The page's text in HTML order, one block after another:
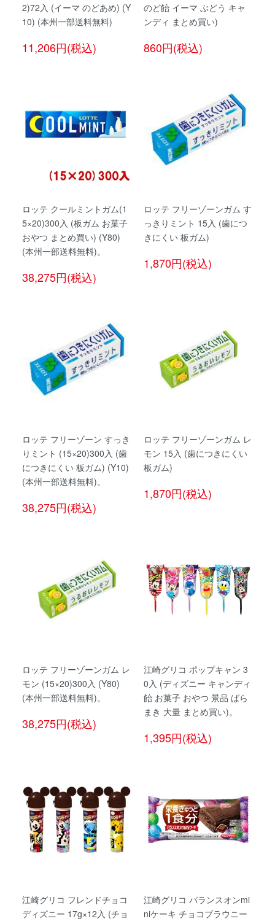
2)72入 (イーマ のどあめ) (Y
10) (本州一部送料無料)
11,206円(税込)
のど飴 イーマ ぶどう キャ
ンディ まとめ買い)
860円(税込)
ロッテ クールミントガム(1
5×20)300入 (板ガム お菓子
おやつ まとめ買い) (Y80)
(本州一部送料無料)。
38,275円(税込)
ロッテ フリーゾーンガム す
っきりミント 15入 (歯につ
きにくい 板ガム)
1,870円(税込)
ロッテ フリーゾーン すっき
りミント (15×20)300入 (歯
につきにくい 板ガム) (Y10)
(本州一部送料無料)。
38,275円(税込)
ロッテ フリーゾーンガム レ
モン 15入 (歯につきにくい
板ガム)
1,870円(税込)
ロッテ フリーゾーンガム レ
モン (15×20)300入 (Y80)
(本州一部送料無料)。
38,275円(税込)
江崎グリコ ポップキャン 3
0入 (ディズニー キャンディ
飴 お菓子 おやつ 景品 ばら
まき 大量 まとめ買い)。
1,395円(税込)
江崎グリコ フレンドチョコ
ディズニー 17g×12入 (チョ
江崎グリコ バランスオンmi
niケーキ チョコブラウニー